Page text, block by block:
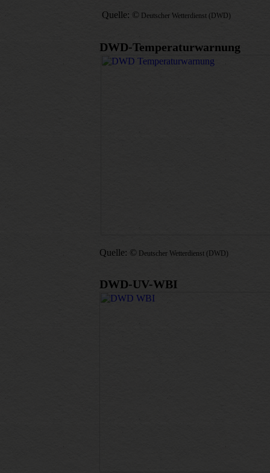
Quelle: © Deutscher Wetterdienst (DWD)
DWD-Temperaturwarnung
Quelle: © Deutscher Wetterdienst (DWD)
DWD-UV-WBI